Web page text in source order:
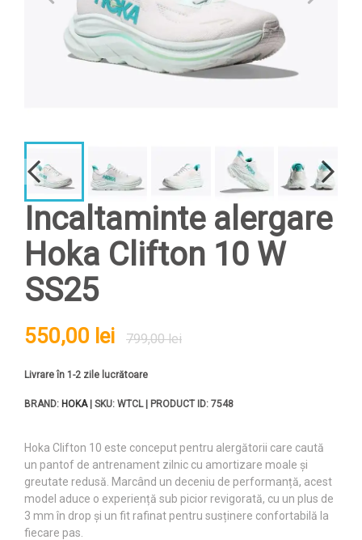
Incaltaminte alergare
Hoka Clifton 10 W
SS25
550,00 lei 799,00 lei
Livrare în 1-2 zile lucrătoare
BRAND: HOKA| SKU: WTCL | PRODUCT ID: 7548
Hoka Clifton 10 este conceput pentru alergătorii care caută
un pantof de antrenament zilnic cu amortizare moale și
greutate redusă. Marcând un deceniu de performanță, acest
model aduce o experiență sub picior revigorată, cu un plus de
3 mm în drop și un fit rafinat pentru susținere confortabilă la
fiecare pas.